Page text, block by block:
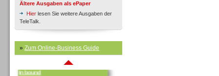
Ältere Ausgaben als ePaper
Hier lesen Sie weitere Ausgaben der
TeleTalk.
» Zum Online-Business Guide
Inbound